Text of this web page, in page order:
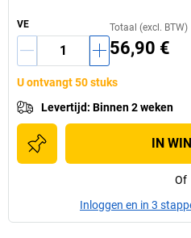
VE Totaal (excl. BTW)
56,90 €
U ontvangt 50 stuks
Levertijd: Binnen 2 weken
IN
Of
Inloggen en in 3